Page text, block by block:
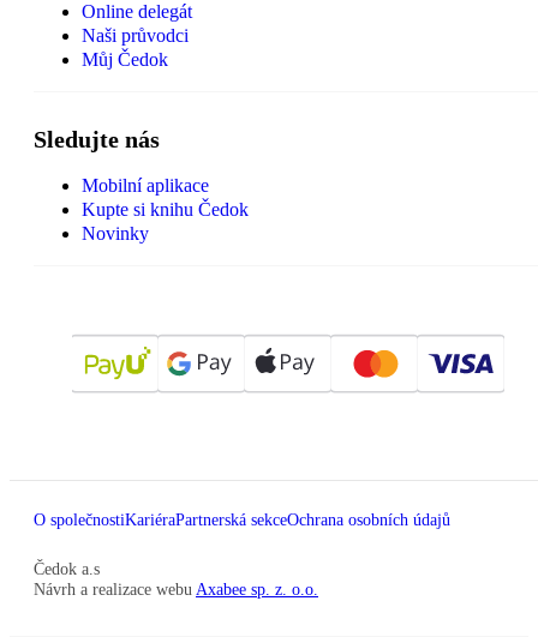
Online delegát
Naši průvodci
Můj Čedok
Sledujte nás
Mobilní aplikace
Kupte si knihu Čedok
Novinky
O společnostiKariéraPartnerská sekceOchrana osobních údajů
Čedok a.s
Návrh a realizace webu Axabee sp. z. o.o.